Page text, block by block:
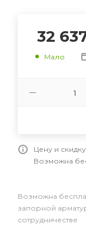
32
Мало
Цену и
Возможна
Возможна
запорной
сотрудничестве